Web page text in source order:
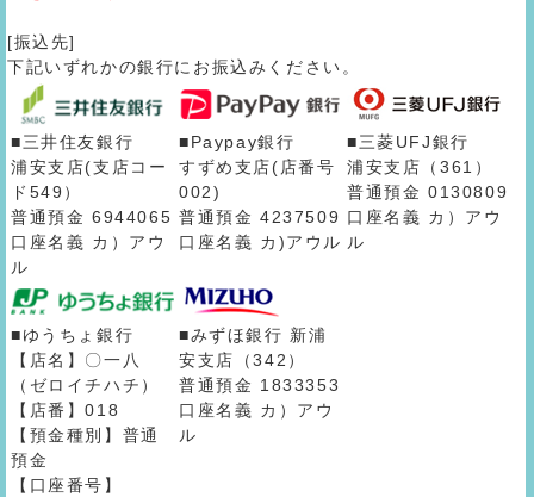
[振込先]
下記いずれかの銀行にお振込みください。
■三井住友銀行
浦安支店(支店コー
ド549）
普通預金 6944065
口座名義 カ）アウ
ル
■Paypay銀行
すずめ支店(店番号
002)
普通預金 4237509
口座名義 カ)アウル
■三菱UFJ銀行
浦安支店（361）
普通預金 0130809
口座名義 カ）アウ
ル
■ゆうちょ銀行
【店名】〇一八
（ゼロイチハチ）
【店番】018
【預金種別】普通
預金
【口座番号】
■みずほ銀行 新浦
安支店（342）
普通預金 1833353
口座名義 カ）アウ
ル